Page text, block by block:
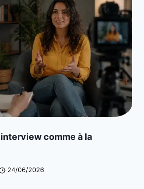
comme à la
24/06/2026